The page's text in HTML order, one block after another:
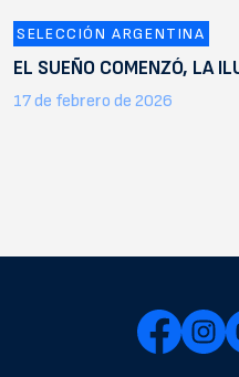
SELECCIÓN ARGENTINA
EL SUEÑO COMENZÓ, LA
17 de febrero de 2026